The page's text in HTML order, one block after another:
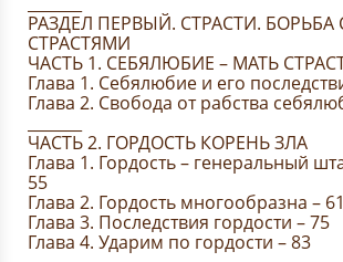
РАЗДЕЛ ПЕРВЫЙ. СТРАСТИ. БОРЬБА
СТРАСТЯМИ
ЧАСТЬ 1. СЕБЯЛЮБИЕ – МАТЬ
Глава 1. Себялюбие и его
Глава 2. Свобода от рабства
ЧАСТЬ 2. ГОРДОСТЬ КОРЕНЬ ЗЛА
Глава 1. Гордость – генеральный
55
Глава 2. Гордость многообразна – 61
Глава 3. Последствия гордости – 75
Глава 4. Ударим по гордости – 83